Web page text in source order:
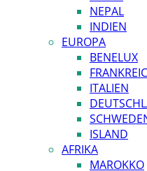
NEPAL
INDIEN
EUROPA
BENELUX
ITALIEN
ISLAND
AFRIKA
MAROKKO